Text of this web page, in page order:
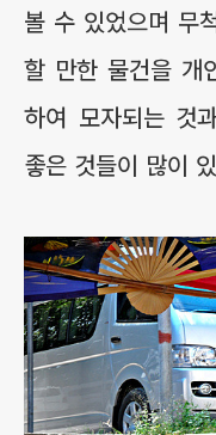
볼 수 있었으며 무
할 만한 물건을 개
하여 모자되는 것
좋은 것들이 많이